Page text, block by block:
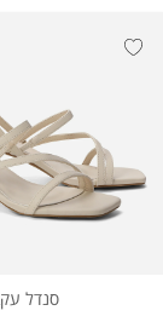
סנדל